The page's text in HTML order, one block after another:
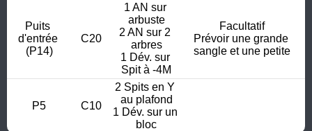
Puits
d'entrée
(P14)
C20
1 AN sur
arbuste
2 AN sur 2
arbres
1 Dév. sur
Spit à -4M
Facultatif
Prévoir une grande
sangle et une petite
P5 C10
2 Spits en Y
au plafond
1 Dév. sur un
bloc